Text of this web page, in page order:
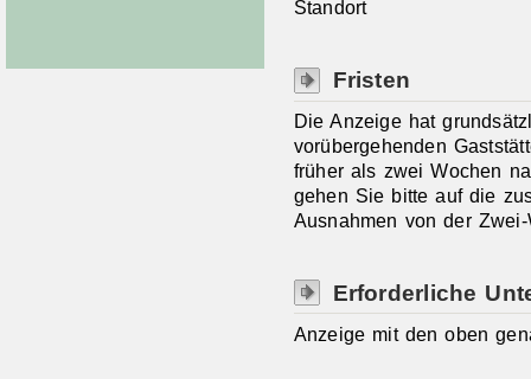
Standort
Fristen
Die Anzeige hat
vorübergehenden
früher als zwei Wochen
gehen Sie bitte auf die
Ausnahmen von der
Erforderliche
Anzeige mit den oben